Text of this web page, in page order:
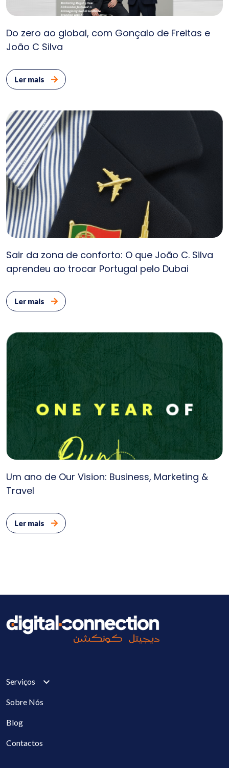
Do zero ao global, com Gonçalo de Freitas e
João C Silva
Ler mais
Sair da zona de conforto: O que João C. Silva
aprendeu ao trocar Portugal pelo Dubai
Ler mais
Um ano de Our Vision: Business, Marketing &
Travel
Ler mais
Serviços
Sobre Nós
Blog
Contactos